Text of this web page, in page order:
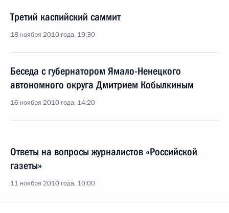
Третий каспийский саммит
18 ноября 2010 года, 19:30
Беседа с губернатором Ямало-Ненецкого
автономного округа Дмитрием Кобылкиным
16 ноября 2010 года, 14:20
Ответы на вопросы журналистов «Российской
газеты»
11 ноября 2010 года, 10:00